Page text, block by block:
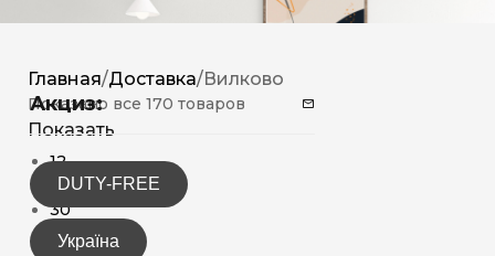
Акциз:
DUTY-FREE
Україна
Главная/Доставка/Вилково
Показано все 170 товаров
Показать
12
15
30